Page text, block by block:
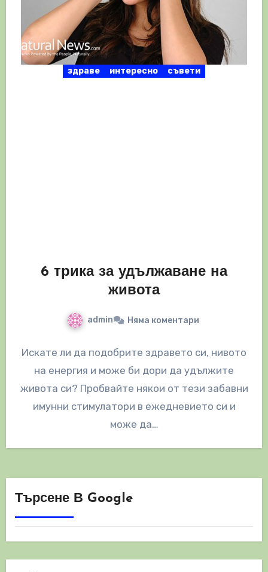
здраве интересно съвети
6 трика за удължаване на
живота
admin Няма коментари
Искате ли да подобрите здравето си, нивото
на енергия и може би дори да удължите
живота си? Пробвайте някои от тези забавни
имунни стимулатори в ежедневието си и
може да…
Търсене В Google